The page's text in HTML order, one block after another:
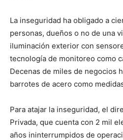
La inseguridad ha obligado a
personas, dueños o no de una
iluminación exterior con
tecnología de monitoreo como
Decenas de miles de negocios
barrotes de acero como
Para atajar la inseguridad, el
Privada, que cuenta con 2 mil
años ininterrumpidos de